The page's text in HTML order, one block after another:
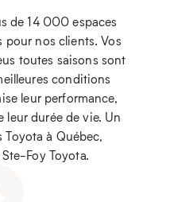
de 14 000 espaces
pour nos clients. Vos
toutes saisons sont
conditions
leur performance,
leur durée de vie. Un
à Québec,
Foy Toyota.